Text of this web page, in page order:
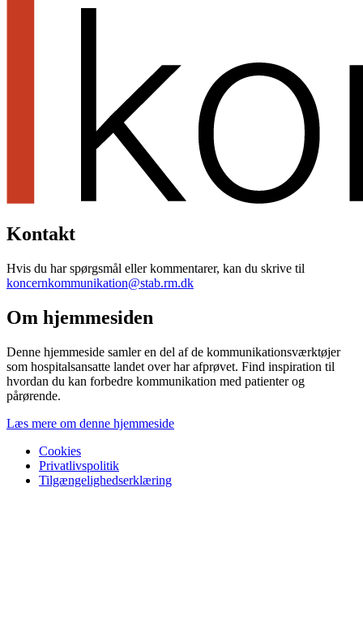
Kontakt
Hvis du har spørgsmål eller kommentarer, kan du skrive til
koncernkommunikation@stab.rm.dk
Om hjemmesiden
Denne hjemmeside samler en del af de kommunikationsværktøjer
som hospitalsansatte landet over har afprøvet. Find inspiration til
hvordan du kan forbedre kommunikation med patienter og
pårørende.
Læs mere om denne hjemmeside
Cookies
Privatlivspolitik
Tilgængelighedserklæring